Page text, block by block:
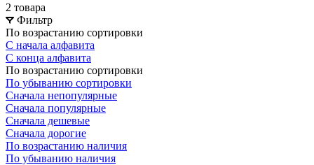
2 товара
Фильтр
По возрастанию сортировки
С начала алфавита
С конца алфавита
По возрастанию сортировки
По убыванию сортировки
Сначала непопулярные
Сначала популярные
Сначала дешевые
Сначала дорогие
По возрастанию наличия
По убыванию наличия